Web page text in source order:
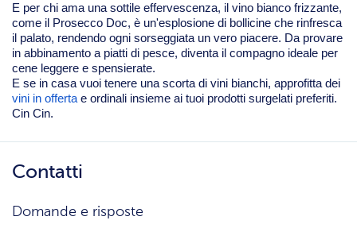
E per chi ama una sottile effervescenza, il vino bianco frizzante,
come il Prosecco Doc, è un'esplosione di bollicine che rinfresca
il palato, rendendo ogni sorseggiata un vero piacere. Da provare
in abbinamento a piatti di pesce, diventa il compagno ideale per
cene leggere e spensierate.
E se in casa vuoi tenere una scorta di vini bianchi, approfitta dei
vini in offerta e ordinali insieme ai tuoi prodotti surgelati preferiti.
Cin Cin.
Contatti
Domande e risposte